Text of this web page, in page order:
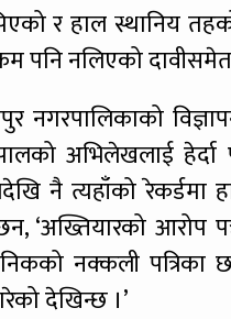
र हाल स्थानिय
पनि नलिएको
नगरपालिकाको
अभिलेखलाई हेर्दा
नै त्यहाँको रेकर्डमा
आरोप
नक्कली पत्रिका
देखिन्छ ।’